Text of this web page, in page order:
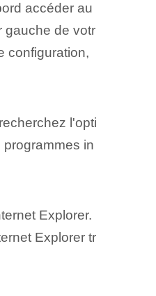
accéder au
gauche de votr
configuration,
l'opti
in
Explorer.
Explorer tr